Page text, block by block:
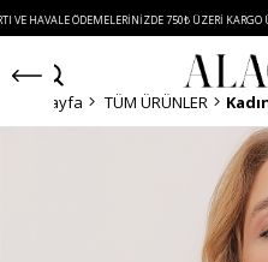
ÖDEMELERINIZDE 750₺ ÜZERI KARGO ÜCRETSIZ
Anasayfa TÜM ÜRÜNLER